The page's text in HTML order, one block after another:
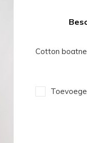
Cotton